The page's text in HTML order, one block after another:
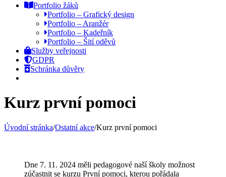
Portfolio žáků
Portfolio – Grafický design
Portfolio – Aranžér
Portfolio – Kadeřník
Portfolio – Šití oděvů
Služby veřejnosti
GDPR
Schránka důvěry
Kurz první pomoci
Úvodní stránka/Ostatní akce/Kurz první pomoci
Dne 7. 11. 2024 měli pedagogové naší školy možnost
zúčastnit se kurzu První pomoci, kterou pořádala